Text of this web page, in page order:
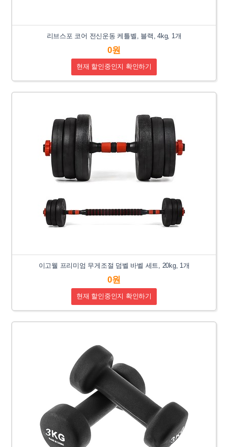
리브스포 코어 전신운동 케틀벨, 블랙, 4kg, 1개
0원
현재 할인중인지 확인하기
이고웰 프리미엄 무게조절 덤벨 바벨 세트, 20kg, 1개
0원
현재 할인중인지 확인하기